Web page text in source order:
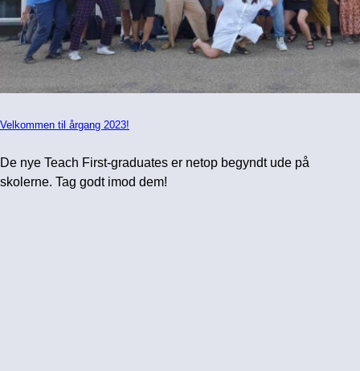
Velkommen til årgang 2023!
De nye Teach First-graduates er netop begyndt ude på
skolerne. Tag godt imod dem!